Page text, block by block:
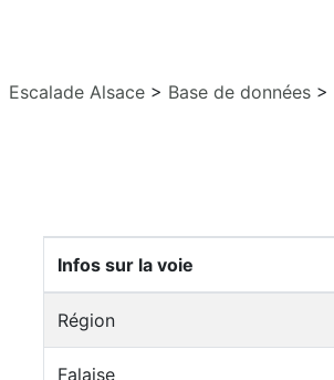
Escalade Alsace > Base de données >
Infos sur la voie
Région
Falaise